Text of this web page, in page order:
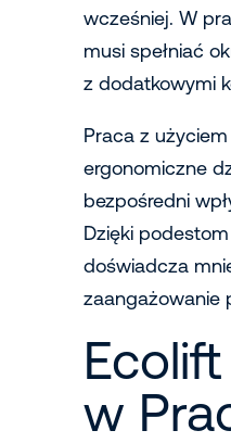
wcześniej. W
musi spełniać
z dodatkowymi
Praca z
ergonomiczne
bezpośredni
Dzięki
doświadcza
zaangażowanie
w